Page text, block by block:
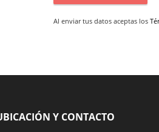
Al enviar tus datos aceptas los
Y CONTACTO